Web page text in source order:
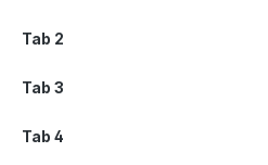
Tab 2
Tab 3
Tab 4